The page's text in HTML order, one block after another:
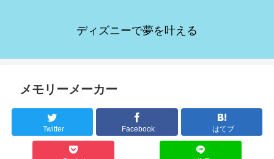
ディズニーで夢を叶える
メモリーメーカー
Twitter Facebook はてブ